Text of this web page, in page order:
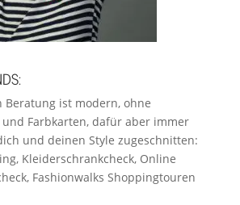
Beratung ist modern, ohne
und Farbkarten, dafür aber immer
und deinen Style zugeschnitten:
Kleiderschrankcheck, Online
Fashionwalks Shoppingtouren